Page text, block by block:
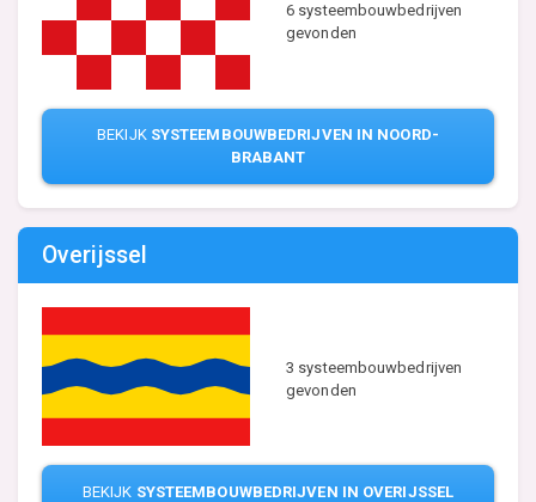
6 systeembouwbedrijven
gevonden
BEKIJK SYSTEEMBOUWBEDRIJVEN IN NOORD-
BRABANT
Overijssel
3 systeembouwbedrijven
gevonden
BEKIJK SYSTEEMBOUWBEDRIJVEN IN OVERIJSSEL